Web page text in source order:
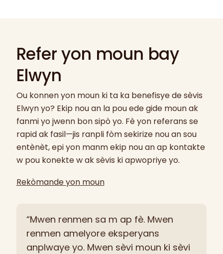
Refer yon moun bay
Elwyn
Ou konnen yon moun ki ta ka benefisye de sèvis
Elwyn yo? Ekip nou an la pou ede gide moun ak
fanmi yo jwenn bon sipò yo. Fè yon referans se
rapid ak fasil—jis ranpli fòm sekirize nou an sou
entènèt, epi yon manm ekip nou an ap kontakte
w pou konekte w ak sèvis ki apwopriye yo.
Rekòmande yon moun
“Mwen renmen sa m ap fè. Mwen
renmen amelyore eksperyans
anplwaye yo. Mwen sèvi moun ki sèvi